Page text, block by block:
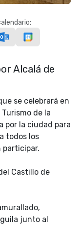
Alcalá de
se celebrará en
de la
por la ciudad para
todos los
participar.
Castillo de
junto al